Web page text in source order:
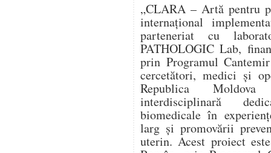
„CLARA – Artă pentru
internațional
parteneriat cu
PATHOLOGIC Lab,
prin Programul
cercetători, medici și
Republica
interdisciplinară
biomedicale în
larg și promovării
uterin. Acest proiect